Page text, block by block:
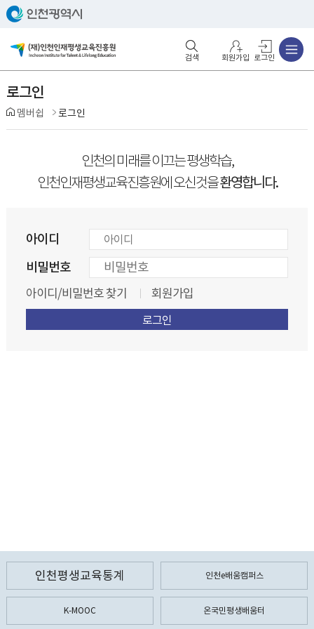
회원가입 로그인
로그인
멤버쉽 로그인
인천의 미래를 이끄는 평생학습,
인천인재평생교육진흥원에 오신것을환영합니다.
아이디
비밀번호
아이디/비밀번호 찾기 회원가입
인천평생교육통계 인천e배움캠퍼스
K-MOOC 온국민평생배움터